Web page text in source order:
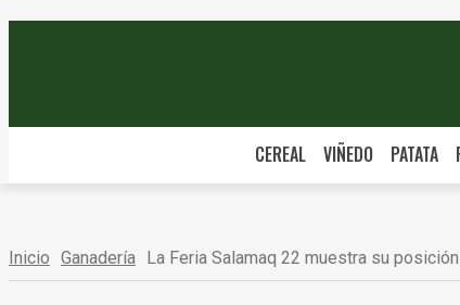
CEREAL VIÑEDO PATATA
Inicio Ganadería La Feria Salamaq 22 muestra su